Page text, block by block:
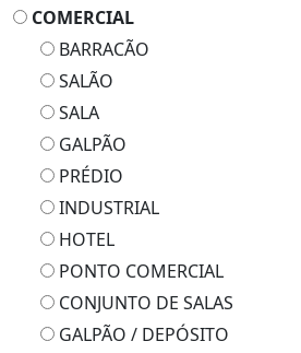
COMERCIAL
BARRACÃO
SALÃO
SALA
GALPÃO
PRÉDIO
INDUSTRIAL
HOTEL
PONTO COMERCIAL
CONJUNTO DE SALAS
GALPÃO / DEPÓSITO